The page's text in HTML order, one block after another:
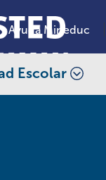
Ayuda Mineduc
Escolar